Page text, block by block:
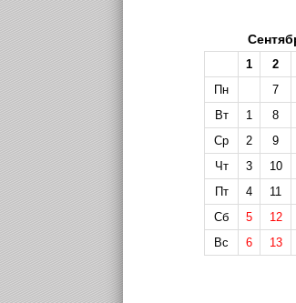
1 2
Пн
7
Вт
1 8
Ср
2 9
Чт
3 10
Пт
4 11
Сб
5 12
Вс
6 13